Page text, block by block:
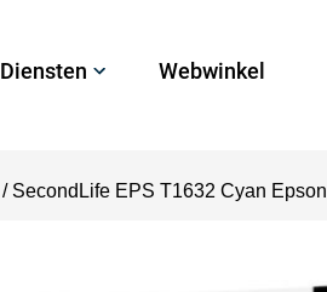
Diensten Webwinkel
/ SecondLife EPS T1632 Cyan Epson